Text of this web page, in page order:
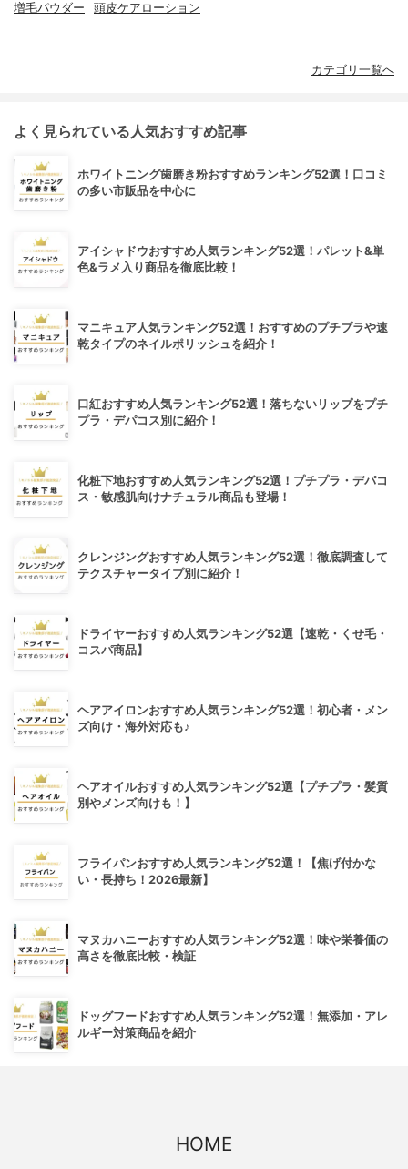
増毛パウダー 頭皮ケアローション
カテゴリ一覧へ
よく見られている人気おすすめ記事
ホワイトニング歯磨き粉おすすめランキング52選！口コミ
の多い市販品を中心に
アイシャドウおすすめ人気ランキング52選！パレット&単
色&ラメ入り商品を徹底比較！
マニキュア人気ランキング52選！おすすめのプチプラや速
乾タイプのネイルポリッシュを紹介！
口紅おすすめ人気ランキング52選！落ちないリップをプチ
プラ・デパコス別に紹介！
化粧下地おすすめ人気ランキング52選！プチプラ・デパコ
ス・敏感肌向けナチュラル商品も登場！
クレンジングおすすめ人気ランキング52選！徹底調査して
テクスチャータイプ別に紹介！
ドライヤーおすすめ人気ランキング52選【速乾・くせ毛・
コスパ商品】
ヘアアイロンおすすめ人気ランキング52選！初心者・メン
ズ向け・海外対応も♪
ヘアオイルおすすめ人気ランキング52選【プチプラ・髪質
別やメンズ向けも！】
フライパンおすすめ人気ランキング52選！【焦げ付かな
い・長持ち！2026最新】
マヌカハニーおすすめ人気ランキング52選！味や栄養価の
高さを徹底比較・検証
ドッグフードおすすめ人気ランキング52選！無添加・アレ
ルギー対策商品を紹介
HOME